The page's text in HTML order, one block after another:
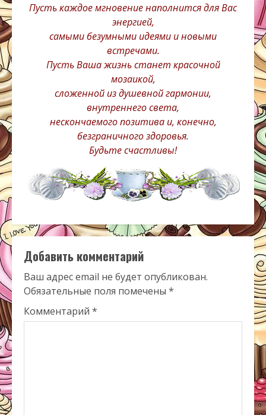
Пусть каждое мгновение наполнится для Вас
энергией,
самыми безумными идеями и новыми
встречами.
Пусть Ваша жизнь станет красочной
мозаикой,
сложенной из душевной гармонии,
внутреннего света,
нескончаемого позитива и, конечно,
безграничного здоровья.
Будьте счастливы!
Добавить комментарий
Ваш адрес email не будет опубликован.
Обязательные поля помечены *
Комментарий *